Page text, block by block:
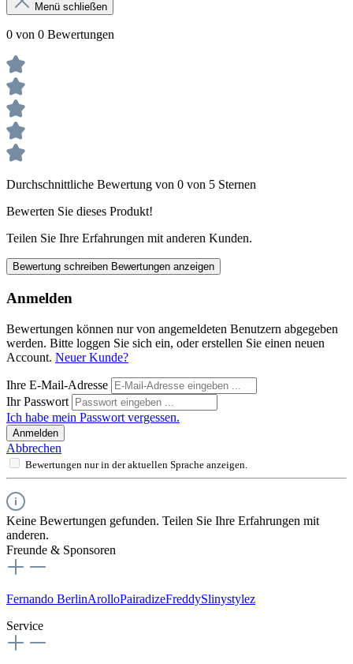
Menü schließen
0 von 0 Bewertungen
Durchschnittliche Bewertung von 0 von 5 Sternen
Bewerten Sie dieses Produkt!
Teilen Sie Ihre Erfahrungen mit anderen Kunden.
Bewertung schreiben Bewertungen anzeigen
Anmelden
Bewertungen können nur von angemeldeten Benutzern abgegeben
werden. Bitte loggen Sie sich ein, oder erstellen Sie einen neuen
Account. Neuer Kunde?
Ihre E-Mail-Adresse
Ihr Passwort
Ich habe mein Passwort vergessen.
Anmelden
Abbrechen
Bewertungen nur in der aktuellen Sprache anzeigen.
Keine Bewertungen gefunden. Teilen Sie Ihre Erfahrungen mit
anderen.
Freunde & Sponsoren
Fernando BerlinArolloPairadizeFreddySlinystylez
Service